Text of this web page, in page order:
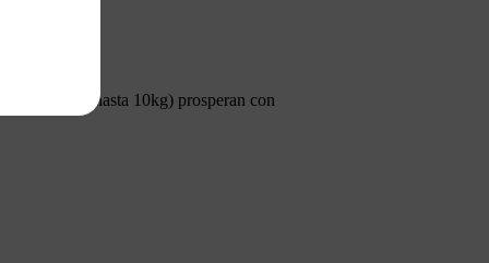
pequeños (hasta 10kg) prosperan con